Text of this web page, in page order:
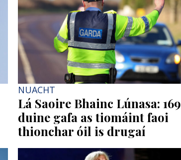
NUACHT
Lá Saoire Bhainc Lúnasa: 169
duine gafa as tiomáint faoi
thionchar óil is drugaí